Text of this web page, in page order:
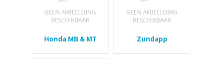
Honda MB & MT Zundapp